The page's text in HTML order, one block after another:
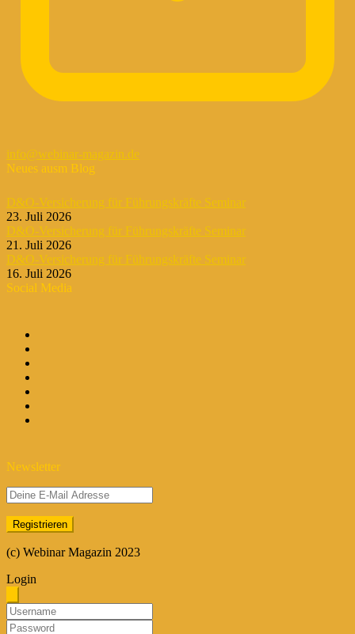
info@webinar-magazin.de
Neues ausm Blog
D&O-Versicherung für Führungskräfte Seminar
23. Juli 2026
D&O-Versicherung für Führungskräfte Seminar
21. Juli 2026
D&O-Versicherung für Führungskräfte Seminar
16. Juli 2026
Social Media
Newsletter
(c) Webinar Magazin 2023
Login